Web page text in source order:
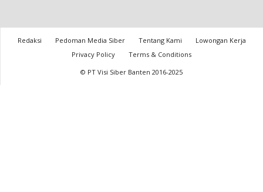
Redaksi Pedoman Media Siber Tentang Kami
Lowongan Kerja
Privacy Policy
Terms & Conditions
© PT Visi Siber Banten 2016-2025